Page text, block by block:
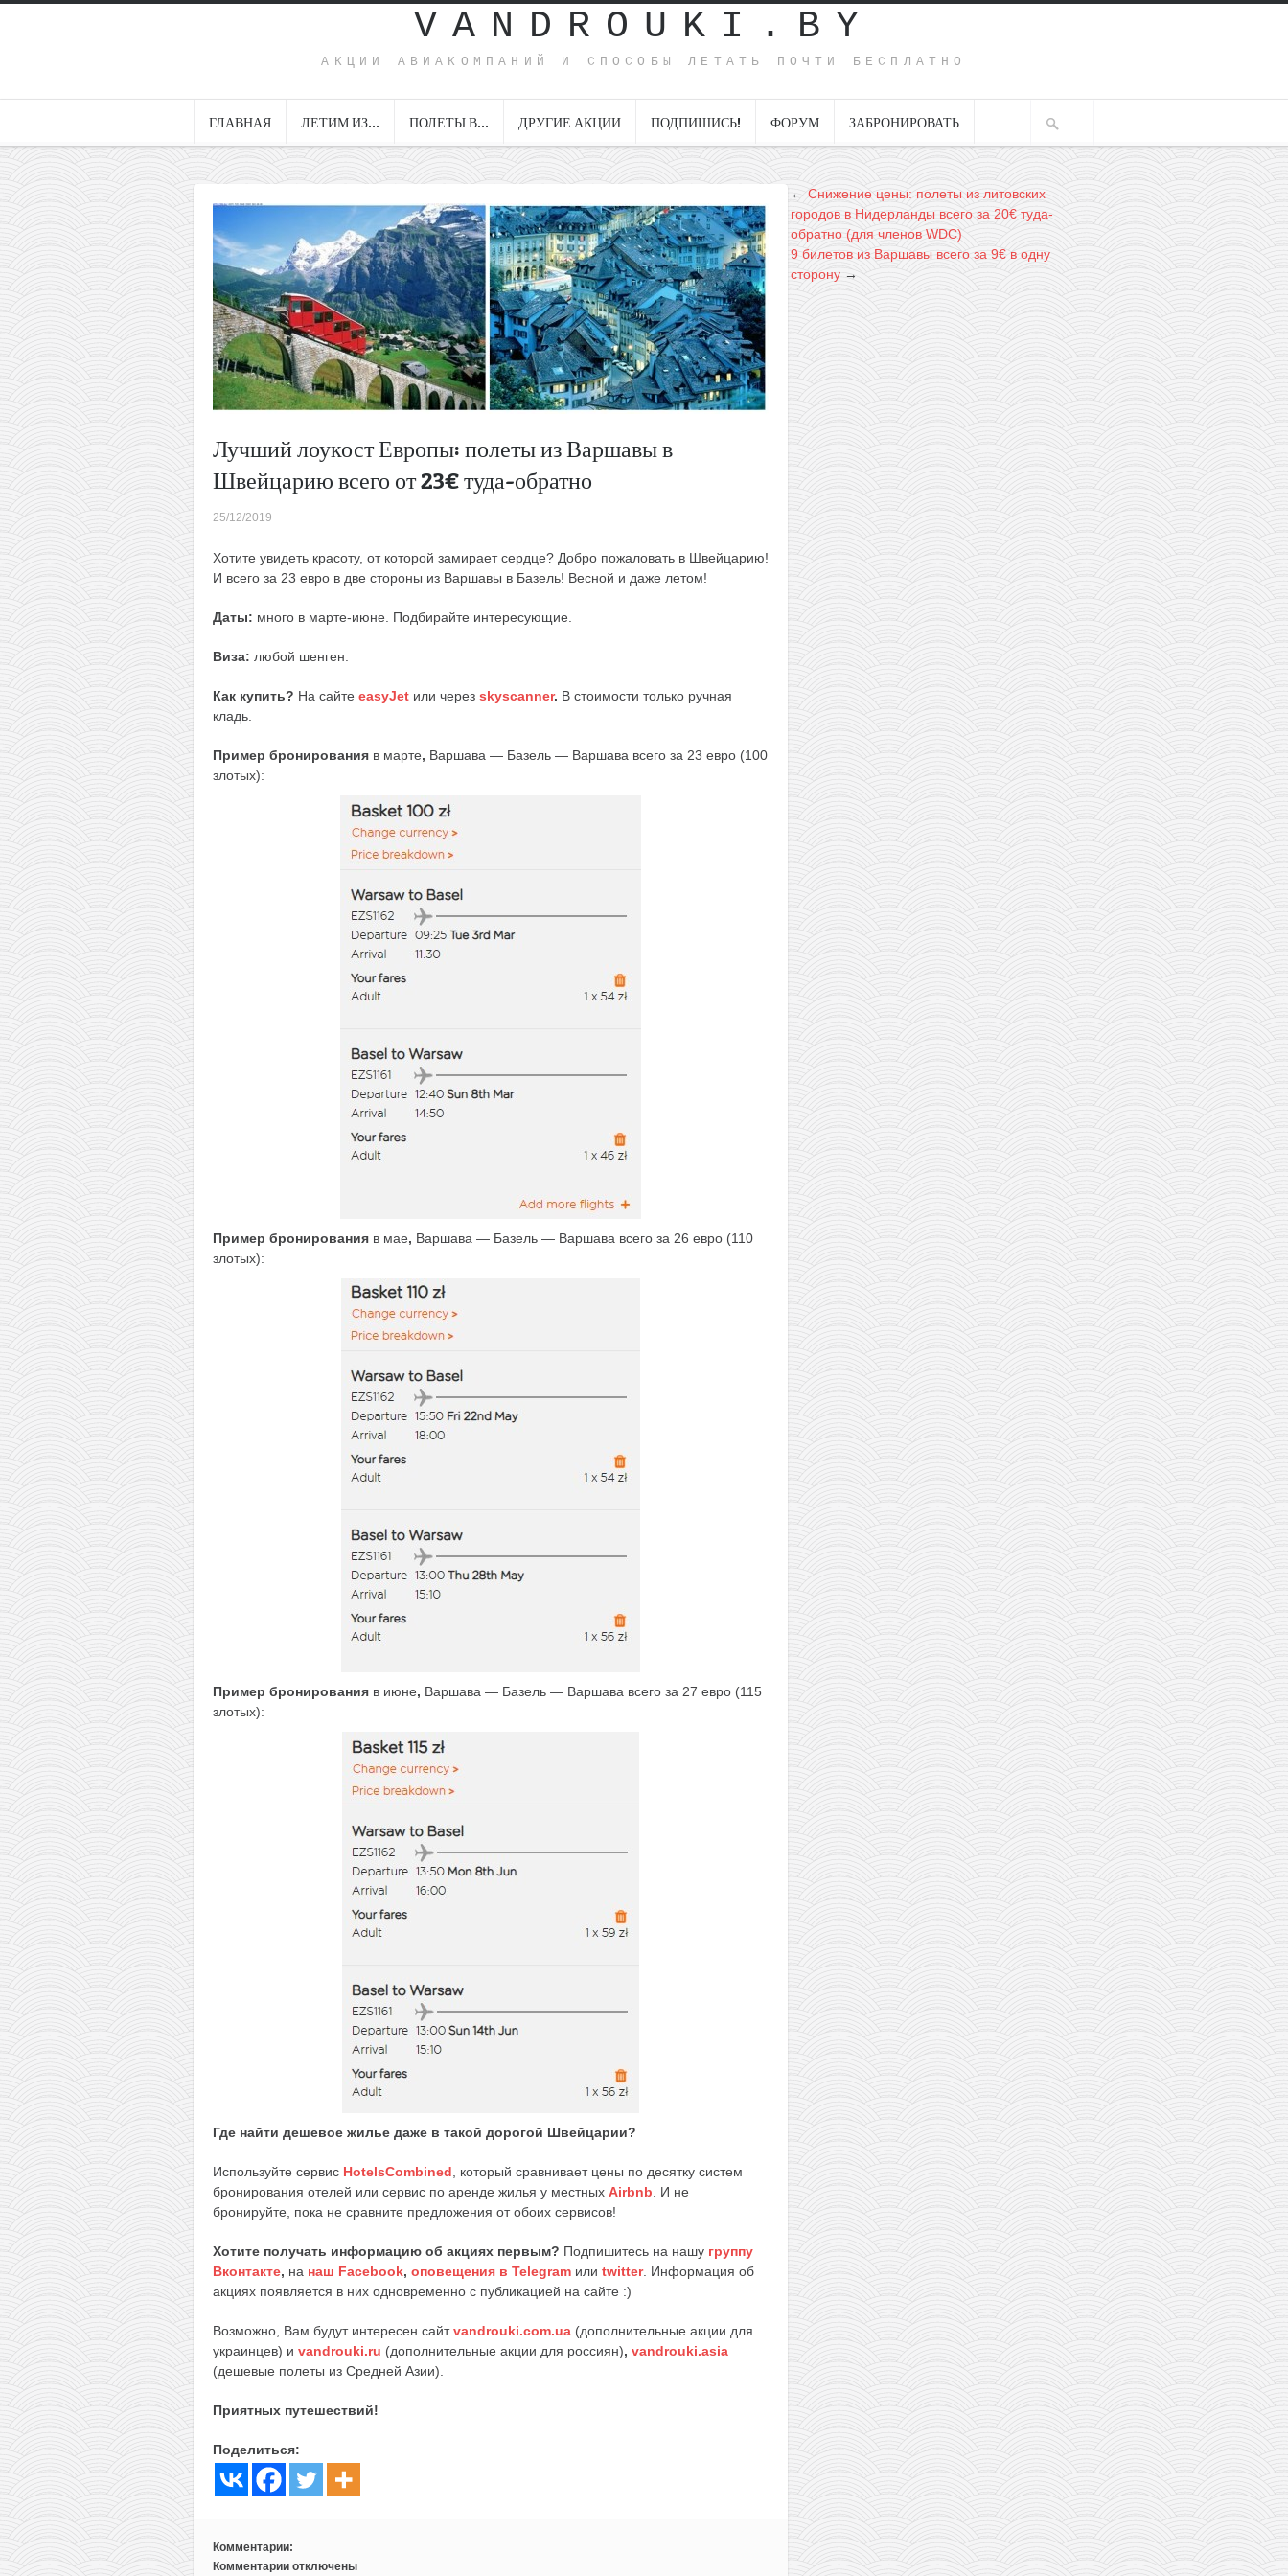
VANDROUKI.BY
АКЦИИ АВИАКОМПАНИЙ И СПОСОБЫ ЛЕТАТЬ ПОЧТИ БЕСПЛАТНО
ГЛАВНАЯ ЛЕТИМ ИЗ… ПОЛЕТЫ В… ДРУГИЕ АКЦИИ ПОДПИШИСЬ! ФОРУМ ЗАБРОНИРОВАТЬ
Лучший лоукост Европы: полеты из Варшавы в
Швейцарию всего от 23€ туда-обратно
25/12/2019
Хотите увидеть красоту, от которой замирает сердце? Добро пожаловать в Швейцарию!
И всего за 23 евро в две стороны из Варшавы в Базель! Весной и даже летом!
Даты: много в марте-июне. Подбирайте интересующие.
Виза: любой шенген.
Как купить? На сайте easyJet или через skyscanner. В стоимости только ручная
кладь.
Пример бронирования в марте, Варшава — Базель — Варшава всего за 23 евро (100
злотых):
Пример бронирования в мае, Варшава — Базель — Варшава всего за 26 евро (110
злотых):
Пример бронирования в июне, Варшава — Базель — Варшава всего за 27 евро (115
злотых):
Где найти дешевое жилье даже в такой дорогой Швейцарии?
Используйте сервис HotelsCombined , который сравнивает цены по десятку систем
бронирования отелей или сервис по аренде жилья у местных Airbnb . И не
бронируйте, пока не сравните предложения от обоих сервисов!
Хотите получать информацию об акциях первым? Подпишитесь на нашу группу
Вконтакте, на наш Facebook, оповещения в Telegram или twitter. Информация об
акциях появляется в них одновременно с публикацией на сайте :)
Возможно, Вам будут интересен сайтvandrouki.com.ua (дополнительные акции для
украинцев) и vandrouki.ru (дополнительные акции для россиян), vandrouki.asia
(дешевые полеты из Средней Азии).
Приятных путешествий!
Поделиться:
Комментарии:
Комментарии отключены
←Снижение цены: полеты из литовских
городов в Нидерланды всего за 20€ туда-
обратно (для членов WDC)
9 билетов из Варшавы всего за 9€ в одну
сторону →